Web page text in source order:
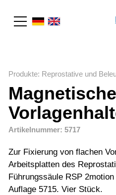
Produkte: Reprostative und
Magnetische
Artikelnummer: 5717
Zur Fixierung von flachen
Arbeitsplatten des
Führungssäule RSP 2motion
Auflage 5715. Vier Stück.